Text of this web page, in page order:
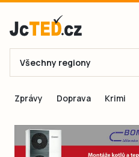
E-mail
Všechny regiony
Zprávy Doprava Krimi